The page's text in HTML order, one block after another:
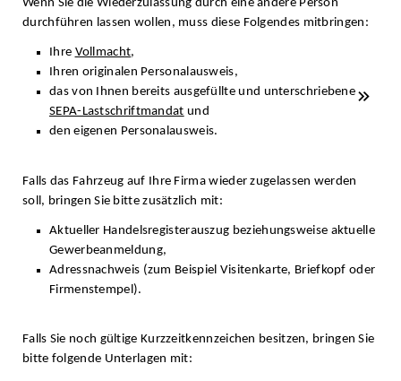
Wenn Sie die Wiederzulassung durch eine andere Person
durchführen lassen wollen, muss diese Folgendes mitbringen:
Ihre Vollmacht,
Ihren originalen Personalausweis,
das von Ihnen bereits ausgefüllte und unterschriebene
SEPA-Lastschriftmandat und
den eigenen Personalausweis.
Falls das Fahrzeug auf Ihre Firma wieder zugelassen werden
soll, bringen Sie bitte zusätzlich mit:
Aktueller Handelsregisterauszug beziehungsweise aktuelle
Gewerbeanmeldung,
Adressnachweis (zum Beispiel Visitenkarte, Briefkopf oder
Firmenstempel).
Falls Sie noch gültige Kurzzeitkennzeichen besitzen, bringen Sie
bitte folgende Unterlagen mit: